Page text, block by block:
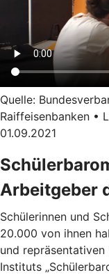
Quelle:
Raiffeisenbanken •
01.09.2021
Arbeitgeber
Schülerinnen und
20.000 von ihnen
und
Instituts